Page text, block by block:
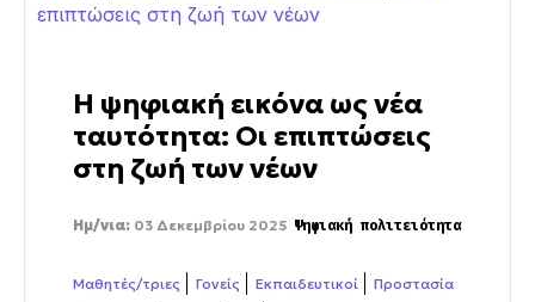
Η ψηφιακή εικόνα ως νέα
ταυτότητα: Οι επιπτώσεις
στη ζωή των νέων
Ημ/νια: 03 Δεκεμβρίου 2025 Ψηφιακή πολιτειότητα
Μαθητές/τριες Γονείς Εκπαιδευτικοί
Προστασία